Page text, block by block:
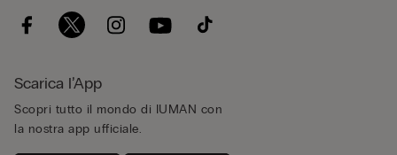
Scarica l’App
Scopri tutto il mondo di IUMAN con
la nostra app ufficiale.